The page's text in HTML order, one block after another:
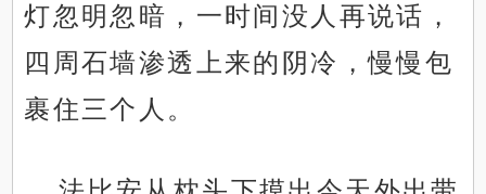
灯忽明忽暗，一时间没人再说话，
四周石墙渗透上来的阴冷，慢慢包
裹住三个人。